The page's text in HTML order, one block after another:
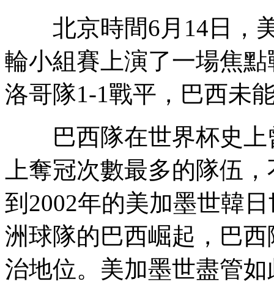
北京時間6月14日，美
輪小組賽上演了一場焦
洛哥隊1-1戰平，巴西未
巴西隊在世界杯史上
上奪冠次數最多的隊伍
到2002年的美加墨世韓
洲球隊的巴西崛起，巴
治地位。美加墨世盡管